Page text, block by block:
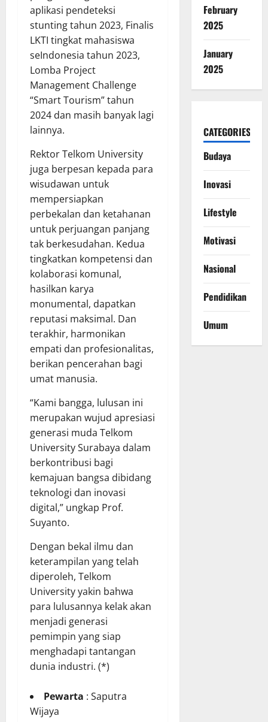
aplikasi pendeteksi
stunting tahun 2023, Finalis
LKTI tingkat mahasiswa
seIndonesia tahun 2023,
Lomba Project
Management Challenge
“Smart Tourism” tahun
2024 dan masih banyak lagi
lainnya.
Rektor Telkom University
juga berpesan kepada para
wisudawan untuk
mempersiapkan
perbekalan dan ketahanan
untuk perjuangan panjang
tak berkesudahan. Kedua
tingkatkan kompetensi dan
kolaborasi komunal,
hasilkan karya
monumental, dapatkan
reputasi maksimal. Dan
terakhir, harmonikan
empati dan profesionalitas,
berikan pencerahan bagi
umat manusia.
“Kami bangga, lulusan ini
merupakan wujud apresiasi
generasi muda Telkom
University Surabaya dalam
berkontribusi bagi
kemajuan bangsa dibidang
teknologi dan inovasi
digital,” ungkap Prof.
Suyanto.
Dengan bekal ilmu dan
keterampilan yang telah
diperoleh, Telkom
University yakin bahwa
para lulusannya kelak akan
menjadi generasi
pemimpin yang siap
menghadapi tantangan
dunia industri. (*)
Pewarta : Saputra
Wijaya
February
2025
January
2025
CATEGORIES
Budaya
Inovasi
Lifestyle
Motivasi
Nasional
Pendidikan
Umum